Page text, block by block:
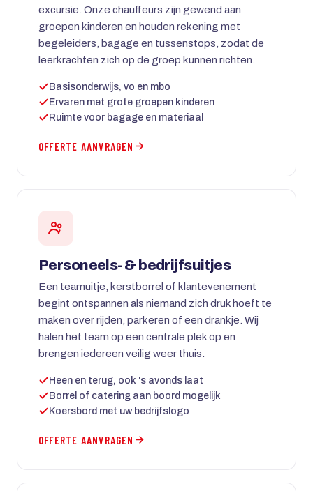
excursie. Onze chauffeurs zijn gewend aan
groepen kinderen en houden rekening met
begeleiders, bagage en tussenstops, zodat de
leerkrachten zich op de groep kunnen richten.
Basisonderwijs, vo en mbo
Ervaren met grote groepen kinderen
Ruimte voor bagage en materiaal
OFFERTE AANVRAGEN
Personeels- & bedrijfsuitjes
Een teamuitje, kerstborrel of klantevenement
begint ontspannen als niemand zich druk hoeft te
maken over rijden, parkeren of een drankje. Wij
halen het team op een centrale plek op en
brengen iedereen veilig weer thuis.
Heen en terug, ook 's avonds laat
Borrel of catering aan boord mogelijk
Koersbord met uw bedrijfslogo
OFFERTE AANVRAGEN